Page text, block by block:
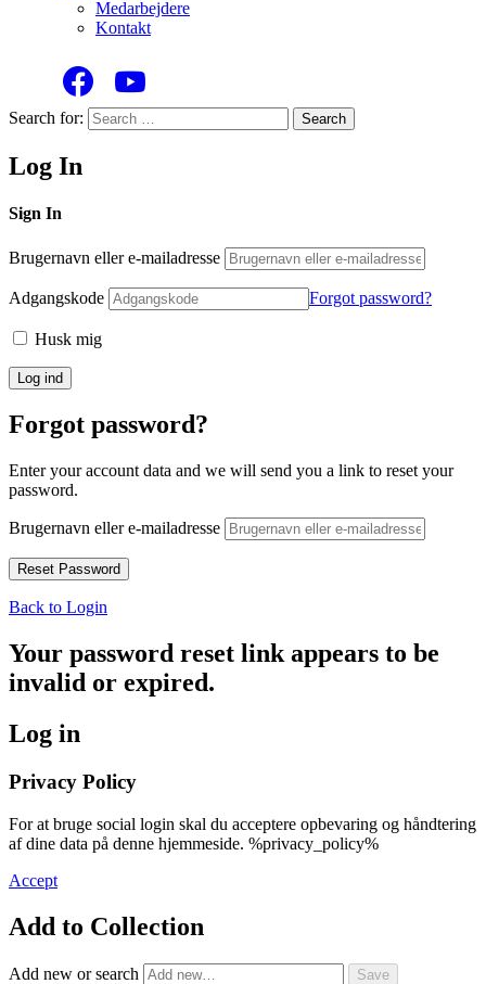
Medarbejdere
Kontakt
Search for: Search
Log In
Sign In
Brugernavn eller e-mailadresse
Adgangskode Forgot password?
Husk mig
Forgot password?
Enter your account data and we will send you a link to reset your
password.
Brugernavn eller e-mailadresse
Back to Login
Your password reset link appears to be
invalid or expired.
Log in
Privacy Policy
For at bruge social login skal du acceptere opbevaring og håndtering
af dine data på denne hjemmeside. %privacy_policy%
Accept
Add to Collection
Add new or search